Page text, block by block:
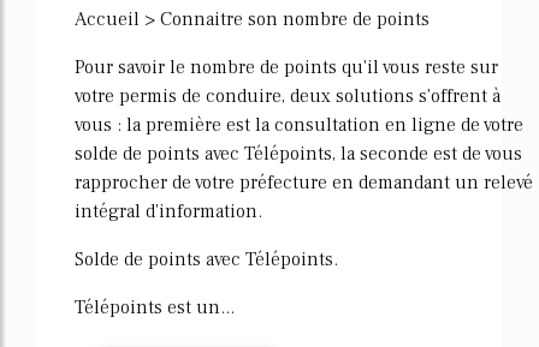
Accueil > Connaitre son nombre de points
Pour savoir le nombre de points qu'il vous reste sur
votre permis de conduire, deux solutions s'offrent à
vous : la première est la consultation en ligne de votre
solde de points avec Télépoints, la seconde est de vous
rapprocher de votre préfecture en demandant un relevé
intégral d'information.
Solde de points avec Télépoints.
Télépoints est un...